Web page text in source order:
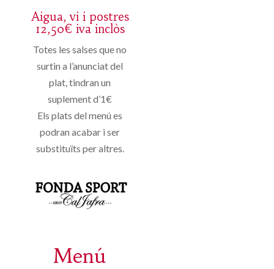
Aigua, vi i postres
12,50€ iva inclòs
Totes les salses que no
surtin a l’anunciat del
plat, tindran un
suplement d’1€
Els plats del menú es
podran acabar i ser
substituïts per altres.
Menú